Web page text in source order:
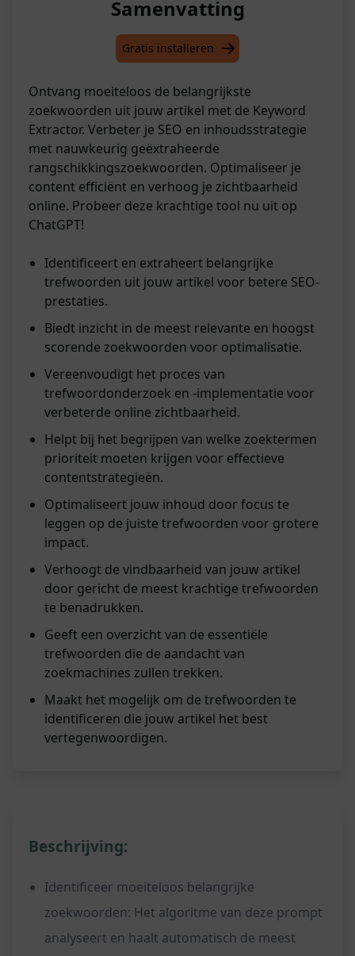
Samenvatting
Gratis installeren
Ontvang moeiteloos de belangrijkste
zoekwoorden uit jouw artikel met de Keyword
Extractor. Verbeter je SEO en inhoudsstrategie
met nauwkeurig geëxtraheerde
rangschikkingszoekwoorden. Optimaliseer je
content efficiënt en verhoog je zichtbaarheid
online. Probeer deze krachtige tool nu uit op
ChatGPT!
Identificeert en extraheert belangrijke
trefwoorden uit jouw artikel voor betere SEO-
prestaties.
Biedt inzicht in de meest relevante en hoogst
scorende zoekwoorden voor optimalisatie.
Vereenvoudigt het proces van
trefwoordonderzoek en -implementatie voor
verbeterde online zichtbaarheid.
Helpt bij het begrijpen van welke zoektermen
prioriteit moeten krijgen voor effectieve
contentstrategieën.
Optimaliseert jouw inhoud door focus te
leggen op de juiste trefwoorden voor grotere
impact.
Verhoogt de vindbaarheid van jouw artikel
door gericht de meest krachtige trefwoorden
te benadrukken.
Geeft een overzicht van de essentiële
trefwoorden die de aandacht van
zoekmachines zullen trekken.
Maakt het mogelijk om de trefwoorden te
identificeren die jouw artikel het best
vertegenwoordigen.
Beschrijving:
Identificeer moeiteloos belangrijke
zoekwoorden: Het algoritme van deze prompt
analyseert en haalt automatisch de meest